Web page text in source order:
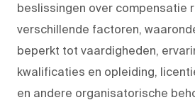
beslissingen over compensatie
verschillende factoren,
beperkt tot vaardigheden,
kwalificaties en opleiding,
en andere organisatorische